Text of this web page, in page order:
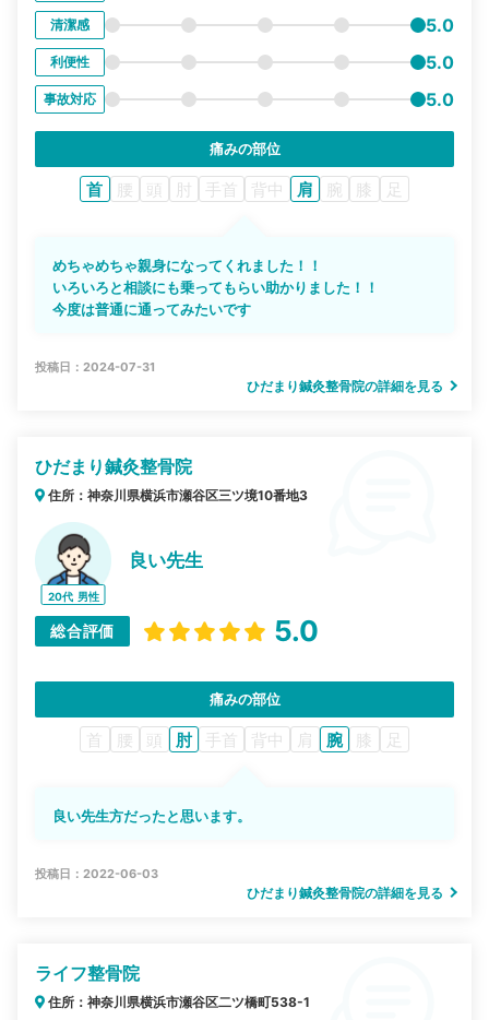
清潔感 5.0
利便性 5.0
事故対応 5.0
痛みの部位
首 腰 頭 肘 手首 背中 肩 腕 膝 足
めちゃめちゃ親身になってくれました！！
いろいろと相談にも乗ってもらい助かりました！！
今度は普通に通ってみたいです
投稿日：2024-07-31
ひだまり鍼灸整骨院の詳細を見る
ひだまり鍼灸整骨院
住所：神奈川県横浜市瀬谷区三ツ境10番地3
20代 男性
良い先生
総合評価 5.0
痛みの部位
首 腰 頭 肘 手首 背中 肩 腕 膝 足
良い先生方だったと思います。
投稿日：2022-06-03
ひだまり鍼灸整骨院の詳細を見る
ライフ整骨院
住所：神奈川県横浜市瀬谷区二ツ橋町538-1